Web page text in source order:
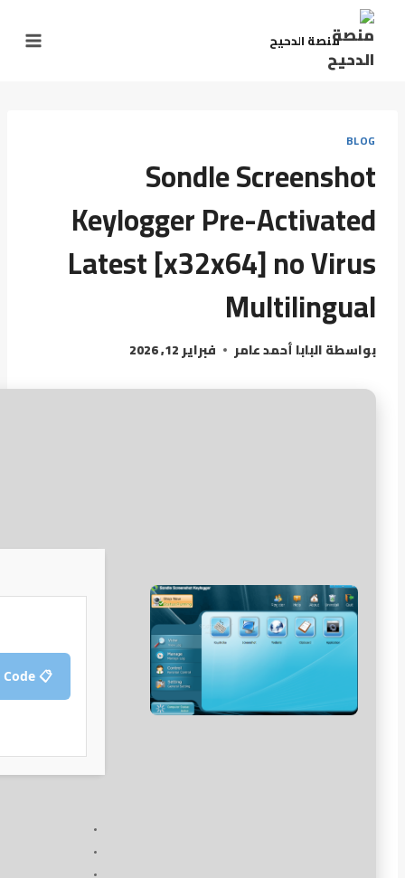
منصة الدحيح
BLOG
Sondle Screenshot
Keylogger Pre-Activated
Latest [x32x64] no Virus
Multilingual
بواسطةالبابا أحمد عامر فبراير 12, 2026
📋 Copy Crack Code